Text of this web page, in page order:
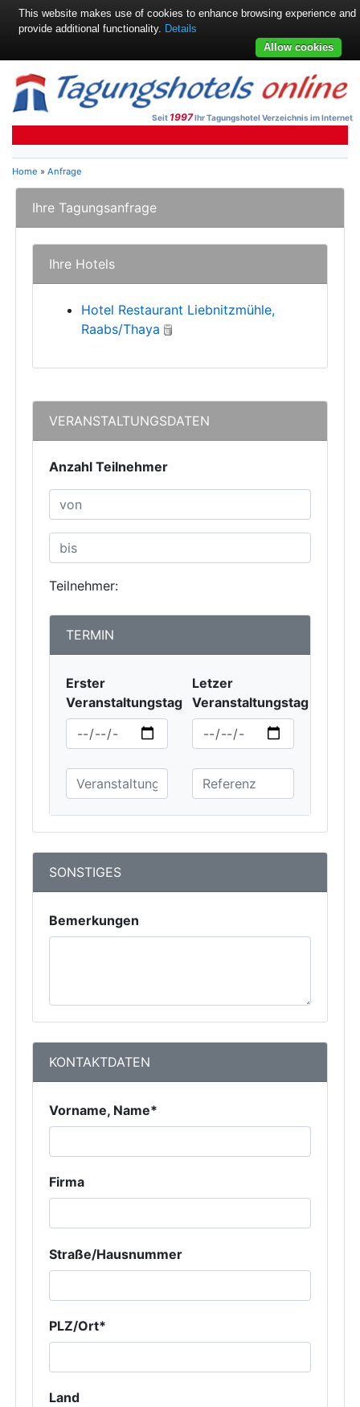
Seit 1997Ihr Tagungshotel Verzeichnis im Internet
Home » Anfrage
Ihre Tagungsanfrage
Ihre Hotels
Hotel Restaurant Liebnitzmühle,
Raabs/Thaya
VERANSTALTUNGSDATEN
Anzahl Teilnehmer
Teilnehmer:
TERMIN
Erster
Veranstaltungstag
Letzer
Veranstaltungstag
SONSTIGES
Bemerkungen
KONTAKTDATEN
Vorname, Name*
Firma
Straße/Hausnummer
PLZ/Ort*
Land
This website makes use of cookies to enhance browsing experience and
provide additional functionality. Details
Allow cookies